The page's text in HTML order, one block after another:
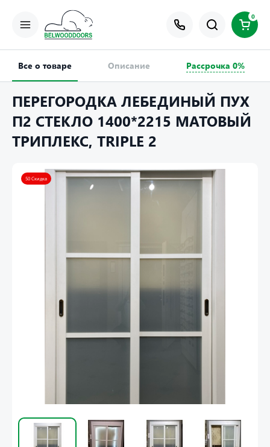
0
Все о товаре Описание Рассрочка 0%
ПЕРЕГОРОДКА ЛЕБЕДИНЫЙ ПУХ
П2 СТЕКЛО 1400*2215 МАТОВЫЙ
ТРИПЛЕКС, TRIPLE 2
50 Скидка